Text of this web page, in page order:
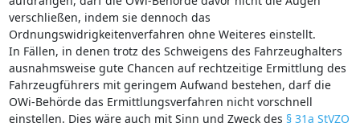
verschließen, indem sie dennoch das
Ordnungswidrigkeitenverfahren ohne Weiteres einstellt.
In Fällen, in denen trotz des Schweigens des Fahrzeughalters
ausnahmsweise gute Chancen auf rechtzeitige Ermittlung des
Fahrzeugführers mit geringem Aufwand bestehen, darf die
OWi-Behörde das Ermittlungsverfahren nicht vorschnell
einstellen. Dies wäre auch mit Sinn und Zweck des § 31a StVZO